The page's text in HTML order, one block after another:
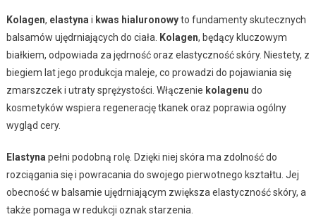
Kolagen, elastyna i kwas hialuronowyto fundamenty skutecznych
balsamów ujędrniających do ciała.
Kolagen, będący kluczowym
białkiem, odpowiada za jędrność oraz elastyczność skóry. Niestety, z
biegiem lat jego produkcja maleje, co prowadzi do pojawiania się
zmarszczek i utraty sprężystości. Włączenie kolagenu do
kosmetyków wspiera regenerację tkanek oraz poprawia ogólny
wygląd cery.
Elastyna pełni podobną rolę. Dzięki niej skóra ma zdolność do
rozciągania się i powracania do swojego pierwotnego kształtu. Jej
obecność w balsamie ujędrniającym zwiększa elastyczność skóry, a
także pomaga w redukcji oznak starzenia.